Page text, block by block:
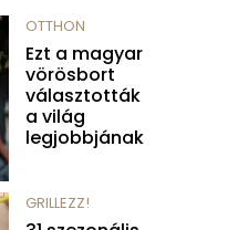
OTTHON
Ezt a magyar
vörösbort
választották
a világ
legjobbjának
GRILLEZZ!